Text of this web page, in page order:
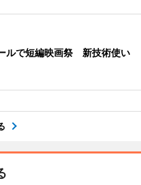
ルで短編映画祭 新技術使い